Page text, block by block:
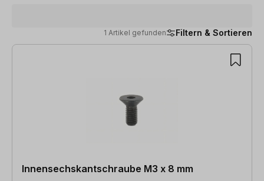
1 Artikel gefunden Filtern & Sortieren
1 Artikel gefunden
Innensechskantschraube M3 x 8 mm